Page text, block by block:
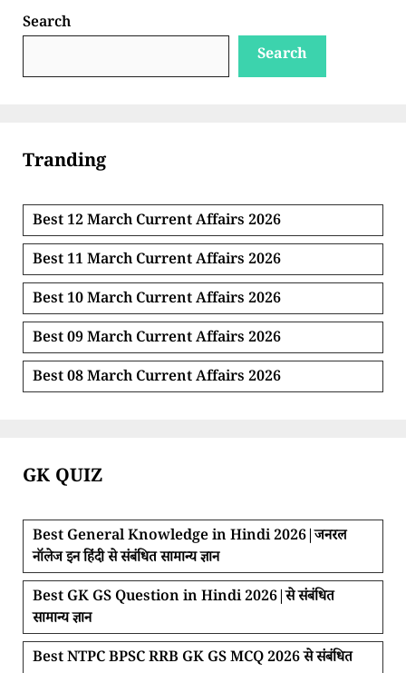
Search
Search
Tranding
Best 12 March Current Affairs 2026
Best 11 March Current Affairs 2026
Best 10 March Current Affairs 2026
Best 09 March Current Affairs 2026
Best 08 March Current Affairs 2026
GK QUIZ
Best General Knowledge in Hindi 2026|जनरल
नॉलेज इन हिंदी से संबंधित सामान्य ज्ञान
Best GK GS Question in Hindi 2026|से संबंधित
सामान्य ज्ञान
Best NTPC BPSC RRB GK GS MCQ 2026 से संबंधित